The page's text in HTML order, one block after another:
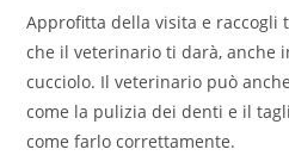
Approfitta della visita e raccogli
che il veterinario ti darà, anche
cucciolo. Il veterinario può
come la pulizia dei denti e il
come farlo correttamente.